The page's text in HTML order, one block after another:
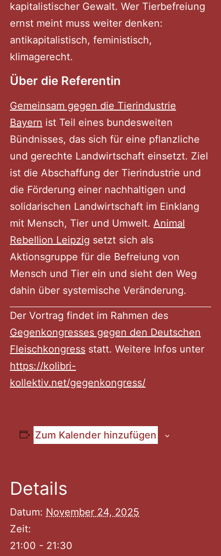
kapitalistischer Gewalt. Wer Tierbefreiung
ernst meint muss weiter denken:
antikapitalistisch, feministisch,
klimagerecht.
Über die Referentin
Gemeinsam gegen die Tierindustrie
Bayern ist Teil eines bundesweiten
Bündnisses, das sich für eine pflanzliche
und gerechte Landwirtschaft einsetzt. Ziel
ist die Abschaffung der Tierindustrie und
die Förderung einer nachhaltigen und
solidarischen Landwirtschaft im Einklang
mit Mensch, Tier und Umwelt. Animal
Rebellion Leipzig setzt sich als
Aktionsgruppe für die Befreiung von
Mensch und Tier ein und sieht den Weg
dahin über systemische Veränderung.
Der Vortrag findet im Rahmen des
Gegenkongresses gegen den Deutschen
Fleischkongress statt. Weitere Infos unter
https://kolibri-
kollektiv.net/gegenkongress/
Zum Kalender hinzufügen
Details
Datum: November 24, 2025
Zeit:
21:00 - 21:30